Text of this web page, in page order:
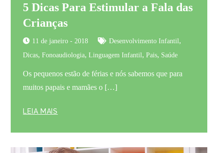
5 Dicas Para Estimular a Fala das
Crianças
11 de janeiro - 2018 Desenvolvimento Infantil,
Dicas,Fonoaudiologia,Linguagem Infantil,Pais, Saúde
Os pequenos estão de férias e nós sabemos que para
muitos papais e mamães o […]
LEIA MAIS